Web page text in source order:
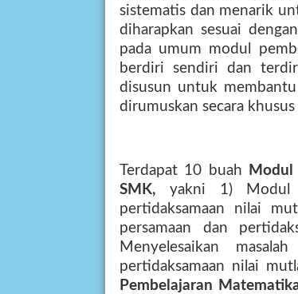
sistematis dan menarik
diharapkan sesuai
pada umum modul
berdiri sendiri dan
disusun untuk
dirumuskan secara khusus
Terdapat 10 buah
Modul
SMK, yakni 1) Modul
pertidaksamaan nilai
persamaan dan
Menyelesaikan
pertidaksamaan nilai
Pembelajaran